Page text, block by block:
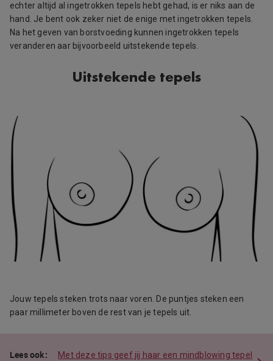
echter altijd al ingetrokken tepels hebt gehad, is er niks aan de
hand. Je bent ook zeker niet de enige met ingetrokken tepels.
Na het geven van borstvoeding kunnen ingetrokken tepels
veranderen aar bijvoorbeeld uitstekende tepels.
Uitstekende tepels
Jouw tepels steken trots naar voren. De puntjes steken een
paar millimeter boven de rest van je tepels uit.
Met deze tips geef jij haar een mindblowing tepel